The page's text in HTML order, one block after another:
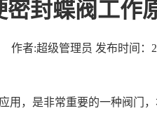
密封蝶阀工作
作者:超级管理员 发布时间：
用，是非常重要的一种阀门